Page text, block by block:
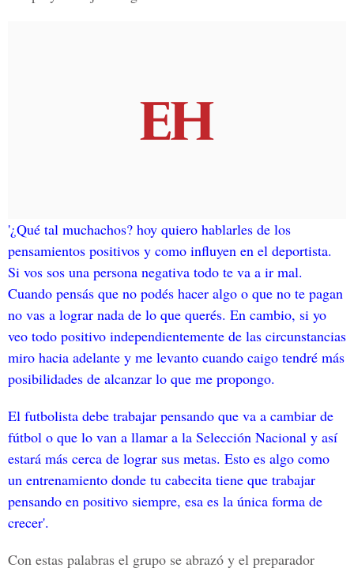
'¿Qué tal muchachos? hoy quiero hablarles de los
pensamientos positivos y como influyen en el deportista.
Si vos sos una persona negativa todo te va a ir mal.
Cuando pensás que no podés hacer algo o que no te pagan
no vas a lograr nada de lo que querés. En cambio, si yo
veo todo positivo independientemente de las circunstancias
miro hacia adelante y me levanto cuando caigo tendré más
posibilidades de alcanzar lo que me propongo.
El futbolista debe trabajar pensando que va a cambiar de
fútbol o que lo van a llamar a la Selección Nacional y así
estará más cerca de lograr sus metas. Esto es algo como
un entrenamiento donde tu cabecita tiene que trabajar
pensando en positivo siempre, esa es la única forma de
crecer'.
Con estas palabras el grupo se abrazó y el preparador